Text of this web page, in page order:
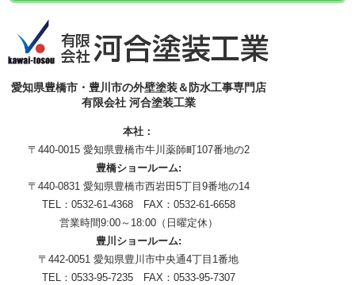
愛知県豊橋市・豊川市の外壁塗装＆防水工事専門店
有限会社 河合塗装工業
本社：
〒440-0015 愛知県豊橋市牛川薬師町107番地の2
豊橋ショールーム:
〒440-0831 愛知県豊橋市西岩田5丁目9番地の14
TEL：0532-61-4368 FAX：0532-61-6658
営業時間9:00～18:00（日曜定休）
豊川ショールーム:
〒442-0051 愛知県豊川市中央通4丁目1番地
TEL：0533-95-7235 FAX：0533-95-7307